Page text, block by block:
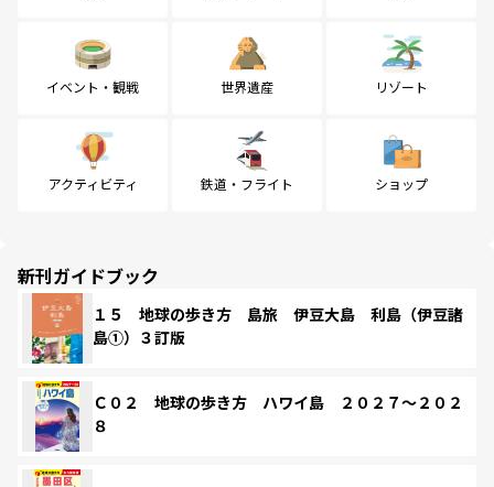
イベント・観戦 世界遺産 リゾート
アクティビティ 鉄道・フライト ショップ
新刊ガイドブック
１５ 地球の歩き方 島旅 伊豆大島 利島（伊豆諸
島①）３訂版
Ｃ０２ 地球の歩き方 ハワイ島 ２０２７～２０２
８